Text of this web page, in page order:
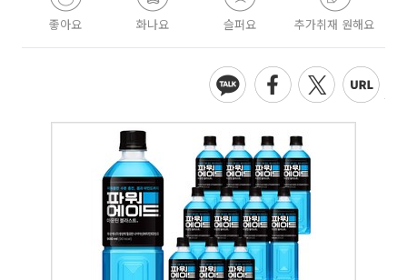
좋아요 화나요 슬퍼요 추가취재 원해요